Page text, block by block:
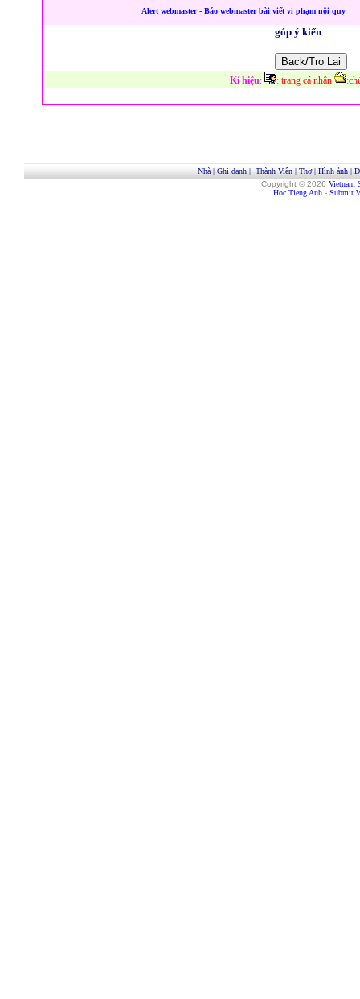
Alert webmaster - Báo webmaster bài viết vi phạm nội quy
góp ý kiến
Kí hiệu: : trang cá nhân :
Nhà| Ghi danh| Thành Viên| Thơ| Hình ảnh|
Copyright © 2026 Vietnam
Hoc Tieng Anh - Submit